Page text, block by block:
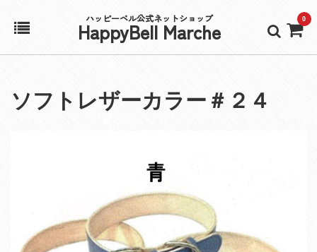
ハッピーベル公式ネットショップ
HappyBell Marche 0
アカウント
ソフトレザーカラー＃２４